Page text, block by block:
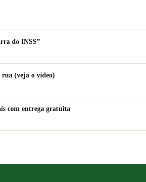
do INSS”
(veja o vídeo)
com entrega gratuita